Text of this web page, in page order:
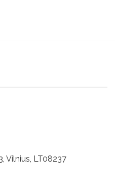
Vilnius, LT08237